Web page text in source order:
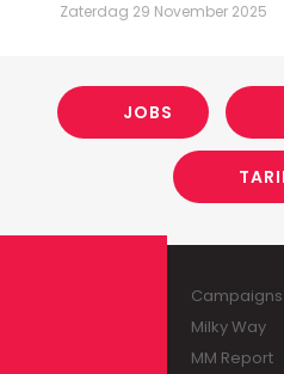
Zaterdag 29 November 2025
JOBS
Campaigns
Milky Way
MM Report